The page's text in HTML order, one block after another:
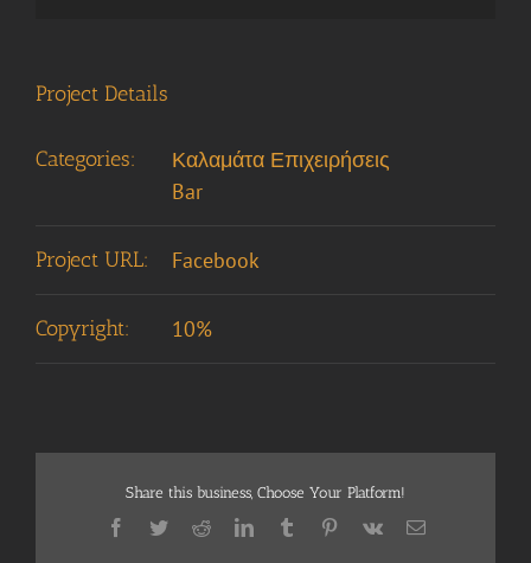
Project Details
Categories:
Καλαμάτα Επιχειρήσεις
Bar
Project URL: Facebook
Copyright: 10%
Share this business, Choose Your Platform!
Facebook
TwitterRedditLinkedInTumblr Pinterest
Vk Email